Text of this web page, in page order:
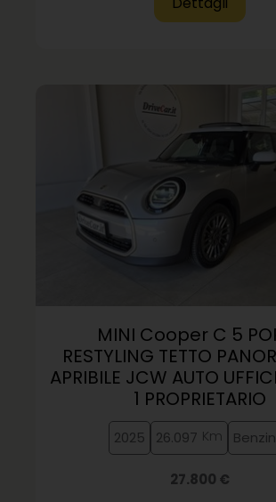
MINI Cooper C 5
RESTYLING TETTO
APRIBILE JCW AUTO
1 PROPRIETARIO
27.800 €
2025 Km
26.097